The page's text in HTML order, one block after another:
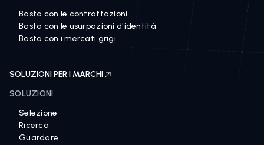
Basta con le contraffazioni
Basta con le usurpazioni d'identità
Basta con i mercati grigi
SOLUZIONI PER I MARCHI
SOLUZIONI
Selezione
Ricerca
Guardare